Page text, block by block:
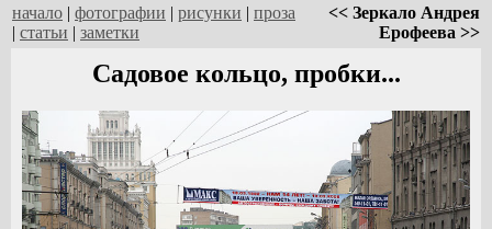
начало | фотографии | рисунки | проза
| статьи | заметки
<< Зеркало Андрея
Ерофеева >>
Садовое кольцо, пробки...